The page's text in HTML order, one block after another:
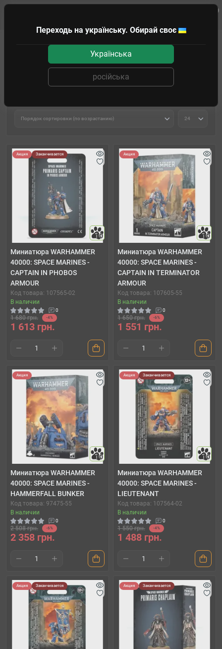
Фильтр товаров
Акция Заканчивается
10
Миниатюра WARHAMMER
40000: SPACE MARINES -
CAPTAIN IN PHOBOS
ARMOUR
Код товара: 107565-02
В наличии
0
1 680 грн. -4%
1 613 грн.
Акция
10
Миниатюра WARHAMMER
40000: SPACE MARINES -
CAPTAIN IN TERMINATOR
ARMOUR
Код товара: 107605-55
В наличии
0
1 650 грн. -6%
1 551 грн.
Акция
10
Миниатюра WARHAMMER
40000: SPACE MARINES -
HAMMERFALL BUNKER
Код товара: 97475-55
В наличии
0
2 508 грн. -6%
2 358 грн.
Акция Заканчивается
10
Миниатюра WARHAMMER
40000: SPACE MARINES -
LIEUTENANT
Код товара: 107564-02
В наличии
0
1 550 грн. -4%
1 488 грн.
Акция Заканчивается Акция Заканчивается
Переходь на українську. Обирай своє
Українська
російська